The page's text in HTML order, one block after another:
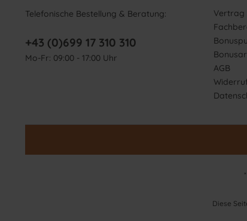
Telefonische Bestellung & Beratung:
+43 (0)699 17 310 310
Mo-Fr: 09:00 - 17:00 Uhr
Vertrag
AGB
Diese